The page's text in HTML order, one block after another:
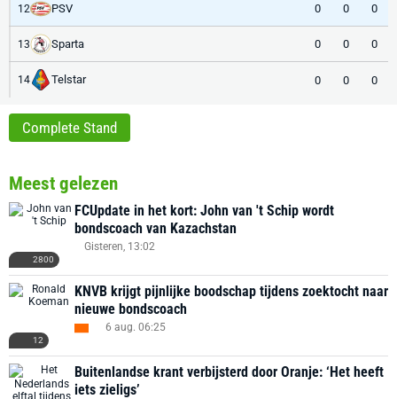
12 PSV 0 0 0
13 Sparta 0 0 0
14 Telstar 0 0 0
Complete Stand
Meest gelezen
2800
FCUpdate in het kort: John van 't Schip wordt
bondscoach van Kazachstan
Gisteren, 13:02
12
KNVB krijgt pijnlijke boodschap tijdens zoektocht naar
nieuwe bondscoach
6 aug. 06:25
Buitenlandse krant verbijsterd door Oranje: ‘Het heeft
iets zieligs’